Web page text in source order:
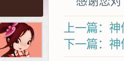
上一篇：
下一篇：